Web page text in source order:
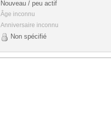
Nouveau / peu actif
Âge inconnu
Anniversaire inconnu
Non spécifié